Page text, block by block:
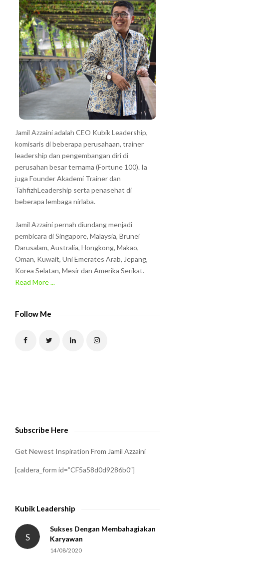
Jamil Azzaini adalah CEO Kubik Leadership,
komisaris di beberapa perusahaan, trainer
leadership dan pengembangan diri di
perusahan besar ternama (Fortune 100). Ia
juga Founder Akademi Trainer dan
TahfizhLeadership serta penasehat di
beberapa lembaga nirlaba.
Jamil Azzaini pernah diundang menjadi
pembicara di Singapore, Malaysia, Brunei
Darusalam, Australia, Hongkong, Makao,
Oman, Kuwait, Uni Emerates Arab, Jepang,
Korea Selatan, Mesir dan Amerika Serikat.
Read More ...
Follow Me
Subscribe Here
Get Newest Inspiration From Jamil Azzaini
[caldera_form id=”CF5a58d0d9286b0″]
Kubik Leadership
S
Sukses Dengan Membahagiakan
Karyawan
14/08/2020